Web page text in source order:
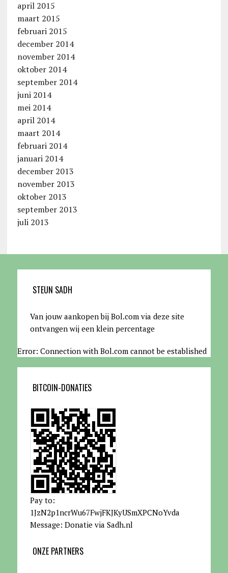
april 2015
maart 2015
februari 2015
december 2014
november 2014
oktober 2014
september 2014
juni 2014
mei 2014
april 2014
maart 2014
februari 2014
januari 2014
december 2013
november 2013
oktober 2013
september 2013
juli 2013
STEUN SADH
Van jouw aankopen bij Bol.com via deze site
ontvangen wij een klein percentage
Error: Connection with Bol.com cannot be established
BITCOIN-DONATIES
Pay to:
1JzN2p1ncrWu67FwjFKJKyUSmXPCNoYvda
Message: Donatie via Sadh.nl
ONZE PARTNERS